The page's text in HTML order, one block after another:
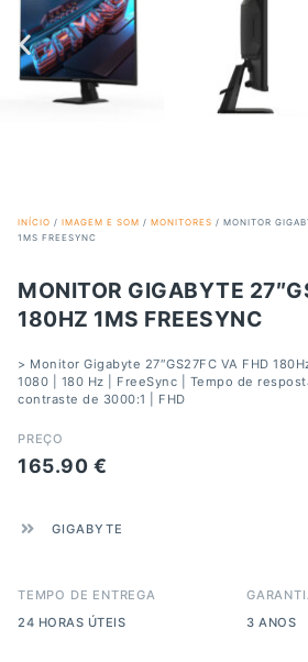
INÍCIO / IMAGEM E SOM / MONITORES / MONITOR
1MS FREESYNC
MONITOR GIGABYTE
180HZ 1MS FREESYNC
> Monitor Gigabyte 27″GS27FC VA FHD
1080 | 180 Hz | FreeSync | Tempo de
contraste de 3000:1 | FHD
PREÇO
165.90 €
GIGABYTE
TEMPO DE ENTREGA
24 HORAS ÚTEIS
3 ANOS